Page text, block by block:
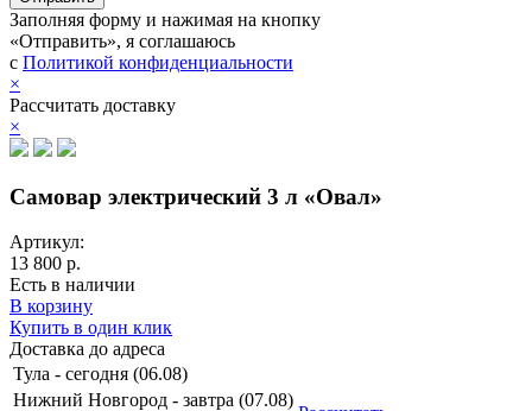
Заполняя форму и нажимая на кнопку
«Отправить», я соглашаюсь
с Политикой конфиденциальности
×
Рассчитать доставку
×
Самовар электрический 3 л «Овал»
Артикул:
13 800 р.
Есть в наличии
В корзину
Купить в один клик
Доставка до адреса
Тула - сегодня (06.08)
Нижний Новгород - завтра (07.08)